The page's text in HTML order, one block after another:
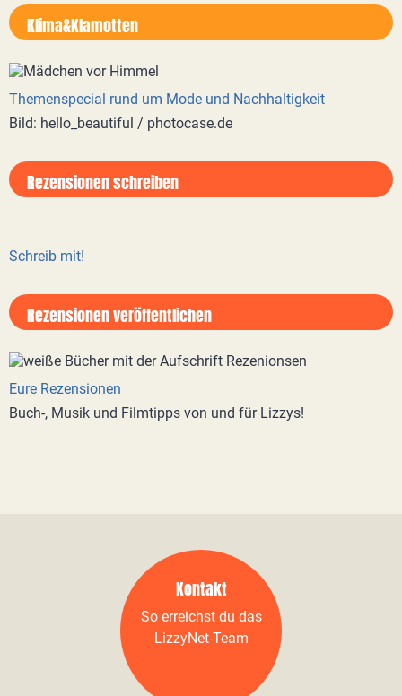
Klima&Klamotten
Themenspecial rund um Mode und Nachhaltigkeit
Bild: hello_beautiful / photocase.de
Rezensionen schreiben
Schreib mit!
Rezensionen veröffentlichen
Eure Rezensionen
Buch-, Musik und Filmtipps von und für Lizzys!
Kontakt
So erreichst du das
LizzyNet-Team